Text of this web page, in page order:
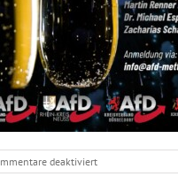
deaktiviertfür
Neujahrsempfang